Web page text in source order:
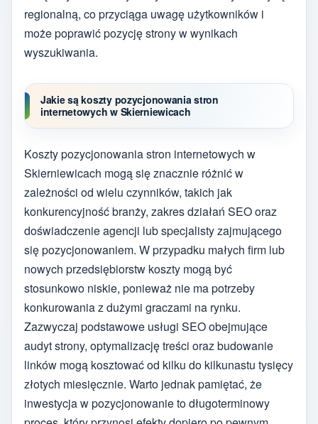
regionalną, co przyciąga uwagę użytkowników i
może poprawić pozycję strony w wynikach
wyszukiwania.
Jakie są koszty pozycjonowania stron
internetowych w Skierniewicach
Koszty pozycjonowania stron internetowych w
Skierniewicach mogą się znacznie różnić w
zależności od wielu czynników, takich jak
konkurencyjność branży, zakres działań SEO oraz
doświadczenie agencji lub specjalisty zajmującego
się pozycjonowaniem. W przypadku małych firm lub
nowych przedsiębiorstw koszty mogą być
stosunkowo niskie, ponieważ nie ma potrzeby
konkurowania z dużymi graczami na rynku.
Zazwyczaj podstawowe usługi SEO obejmujące
audyt strony, optymalizację treści oraz budowanie
linków mogą kosztować od kilku do kilkunastu tysięcy
złotych miesięcznie. Warto jednak pamiętać, że
inwestycja w pozycjonowanie to długoterminowy